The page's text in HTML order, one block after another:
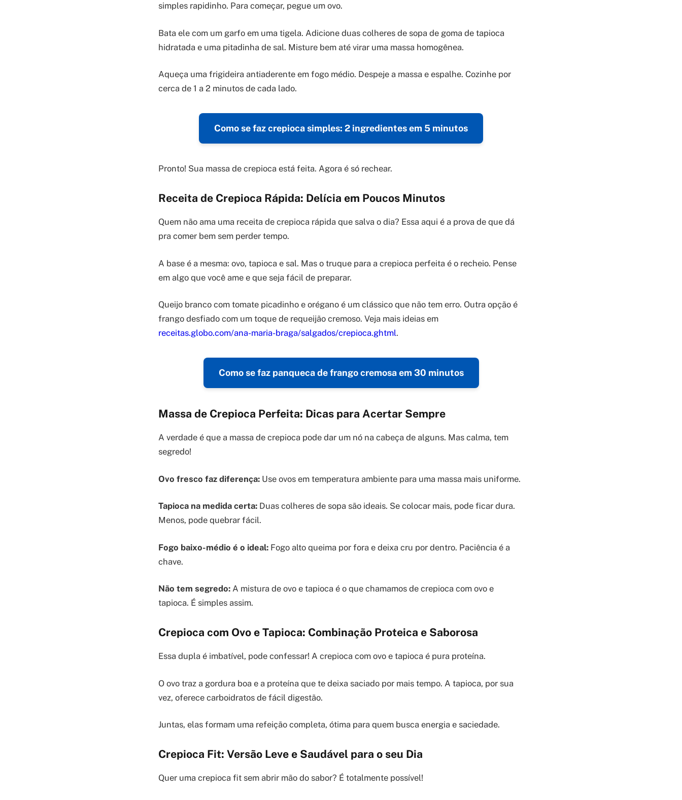
simples rapidinho. Para começar, pegue um ovo.
Bata ele com um garfo em uma tigela. Adicione duas colheres de sopa de goma de tapioca
hidratada e uma pitadinha de sal. Misture bem até virar uma massa homogênea.
Aqueça uma frigideira antiaderente em fogo médio. Despeje a massa e espalhe. Cozinhe por
cerca de 1 a 2 minutos de cada lado.
Como se faz crepioca simples: 2 ingredientes em 5 minutos
Pronto! Sua massa de crepioca está feita. Agora é só rechear.
Receita de Crepioca Rápida: Delícia em Poucos Minutos
Quem não ama uma receita de crepioca rápida que salva o dia? Essa aqui é a prova de que dá
pra comer bem sem perder tempo.
A base é a mesma: ovo, tapioca e sal. Mas o truque para a crepioca perfeita é o recheio. Pense
em algo que você ame e que seja fácil de preparar.
Queijo branco com tomate picadinho e orégano é um clássico que não tem erro. Outra opção é
frango desfiado com um toque de requeijão cremoso. Veja mais ideias em
receitas.globo.com/ana-maria-braga/salgados/crepioca.ghtml.
Como se faz panqueca de frango cremosa em 30 minutos
Massa de Crepioca Perfeita: Dicas para Acertar Sempre
A verdade é que a massa de crepioca pode dar um nó na cabeça de alguns. Mas calma, tem
segredo!
Ovo fresco faz diferença: Use ovos em temperatura ambiente para uma massa mais uniforme.
Tapioca na medida certa: Duas colheres de sopa são ideais. Se colocar mais, pode ficar dura.
Menos, pode quebrar fácil.
Fogo baixo-médio é o ideal: Fogo alto queima por fora e deixa cru por dentro. Paciência é a
chave.
Não tem segredo: A mistura de ovo e tapioca é o que chamamos de crepioca com ovo e
tapioca. É simples assim.
Crepioca com Ovo e Tapioca: Combinação Proteica e Saborosa
Essa dupla é imbatível, pode confessar! A crepioca com ovo e tapioca é pura proteína.
O ovo traz a gordura boa e a proteína que te deixa saciado por mais tempo. A tapioca, por sua
vez, oferece carboidratos de fácil digestão.
Juntas, elas formam uma refeição completa, ótima para quem busca energia e saciedade.
Crepioca Fit: Versão Leve e Saudável para o seu Dia
Quer uma crepioca fit sem abrir mão do sabor? É totalmente possível!